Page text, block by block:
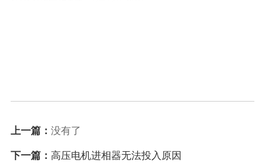
上一篇： 没有了
下一篇： 高压电机进相器无法投入原因